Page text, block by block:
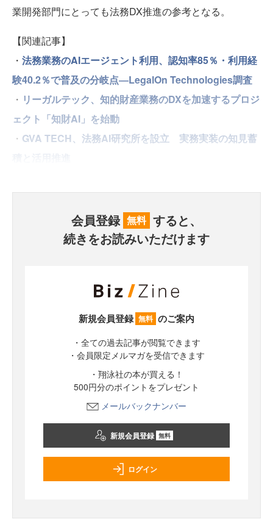
業開発部門にとっても法務DX推進の参考となる。
【関連記事】
・ 法務業務のAIエージェント利用、認知率85％・利用経
験40.2％で普及の分岐点―LegalOn Technologies調査
・ リーガルテック、知的財産業務のDXを加速するプロジ
ェクト「知財AI」を始動
・ GVA TECH、法務AI研究所を設立 実務実装の知見蓄
会員登録 無料 すると、
続きをお読みいただけます
新規会員登録 無料 のご案内
・全ての過去記事が閲覧できます
・会員限定メルマガを受信できます
・翔泳社の本が買える！
500円分のポイントをプレゼント
メールバックナンバー
新規会員登録 無料
ログイン